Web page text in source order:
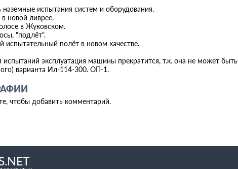
наземные испытания систем и оборудования.
новой ливрее.
в Жуковском.
"подлёт".
испытательный полёт в новом качестве.
испытаний эксплуатация машины прекратится, т.к. она не может быть
варианта Ил-114-300. ОП-1.
чтобы добавить комментарий.